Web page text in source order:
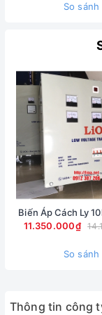
So sánh
Biến Áp Cách Ly
11.350.000₫
So sánh
Thông tin công